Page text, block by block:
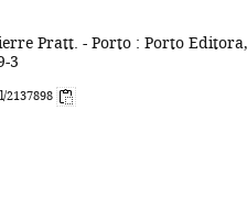
Pratt. - Porto : Porto Editora,
3